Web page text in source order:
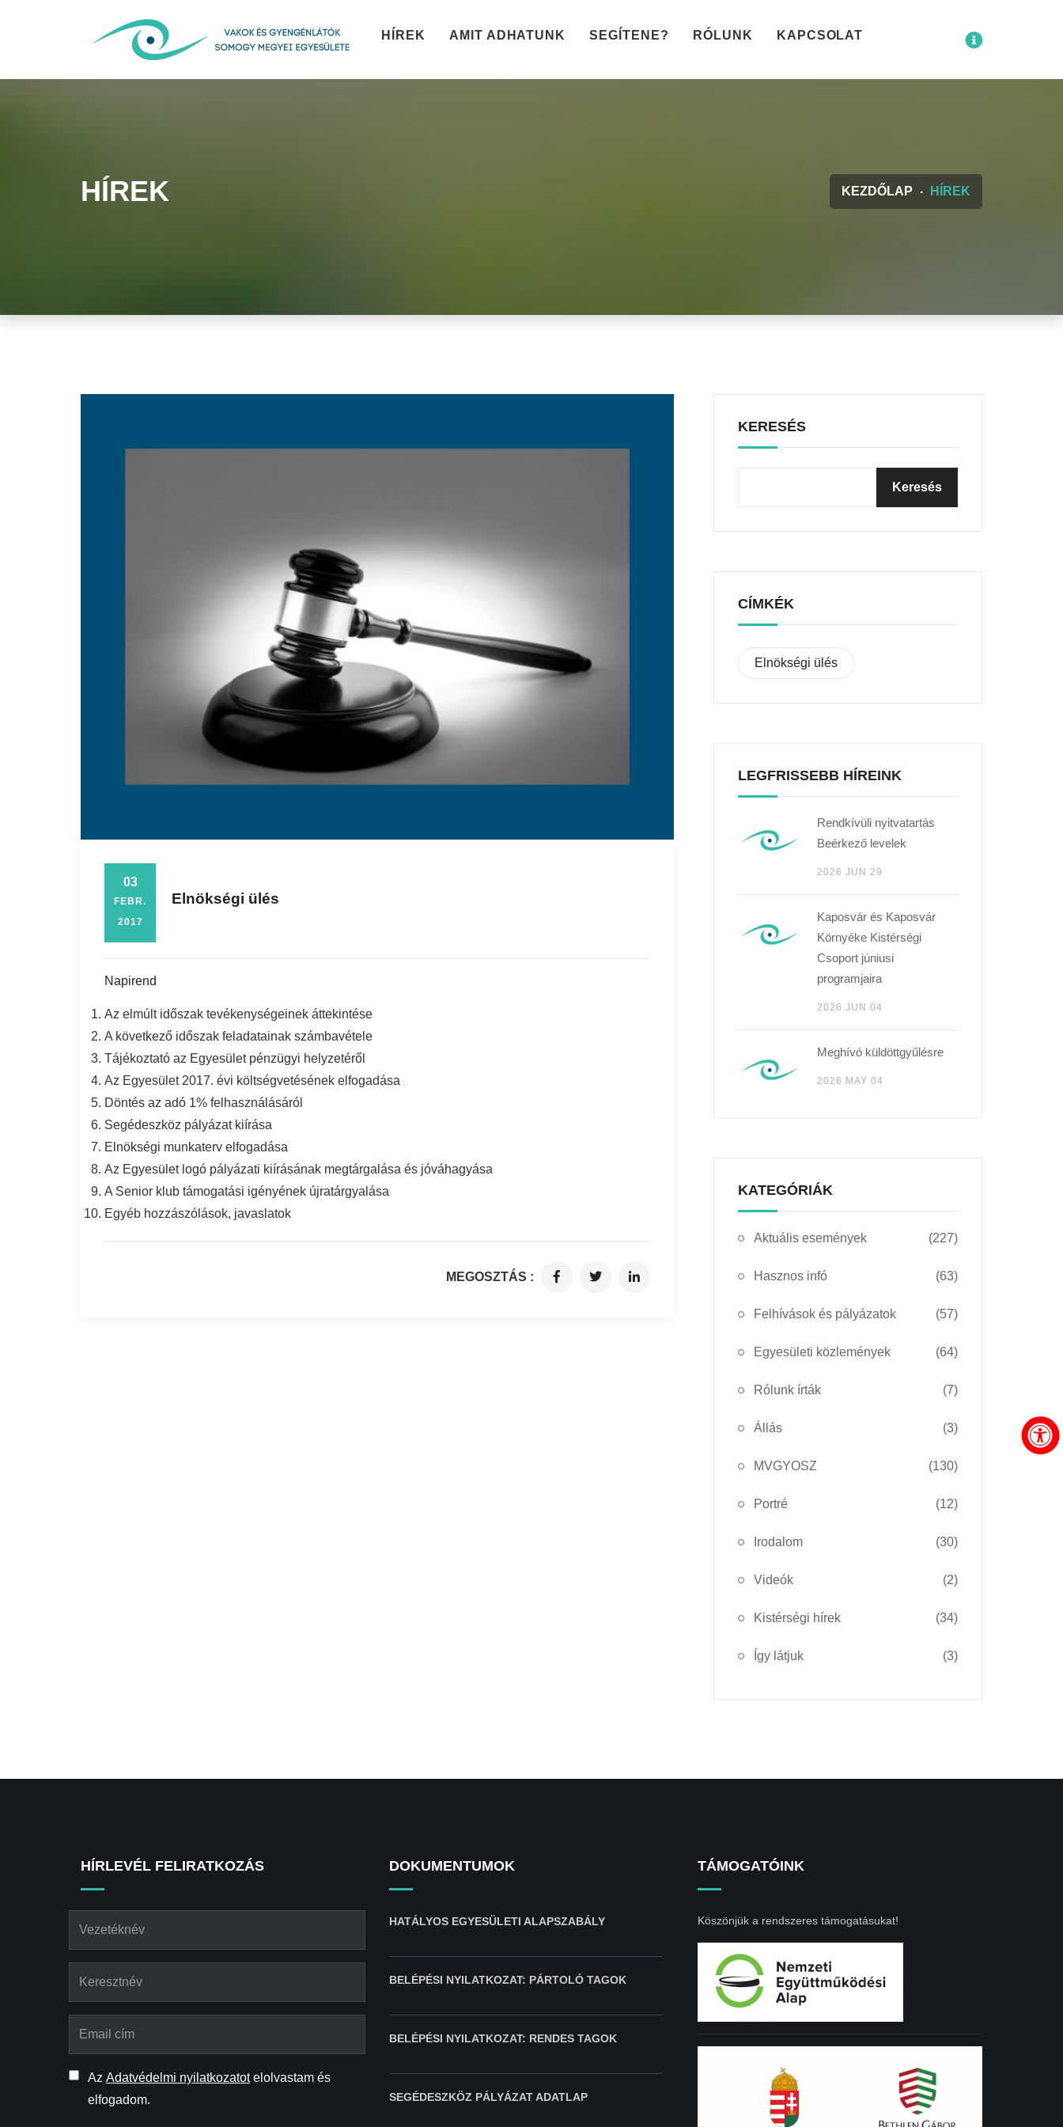
HÍREK AMIT ADHATUNK SEGÍTENE? RÓLUNK KAPCSOLAT
HÍREK KEZDŐLAP HÍREK
03
FEBR.
2017
Elnökségi ülés
Napirend
Az elmúlt időszak tevékenységeinek áttekintése
A következő időszak feladatainak számbavétele
Tájékoztató az Egyesület pénzügyi helyzetéről
Az Egyesület 2017. évi költségvetésének elfogadása
Döntés az adó 1% felhasználásáról
Segédeszköz pályázat kiírása
Elnökségi munkaterv elfogadása
Az Egyesület logó pályázati kiírásának megtárgalása és jóváhagyása
A Senior klub támogatási igényének újratárgyalása
Egyéb hozzászólások, javaslatok
MEGOSZTÁS :
KERESÉS
CÍMKÉK
Elnökségi ülés
LEGFRISSEBB HÍREINK
Rendkívüli nyitvatartás
Beérkező levelek
2026 JUN 29
Kaposvár és Kaposvár
Környéke Kistérségi
Csoport júniusi
programjaira
2026 JUN 04
Meghívó küldöttgyűlésre
2026 MAY 04
KATEGÓRIÁK
Aktuális események (227)
Hasznos infó (63)
Felhívások és pályázatok (57)
Egyesületi közlemények (64)
Rólunk írták (7)
Állás (3)
MVGYOSZ (130)
Portré (12)
Irodalom (30)
Videók (2)
Kistérségi hírek (34)
Így látjuk (3)
HÍRLEVÉL FELIRATKOZÁS
Az Adatvédelmi nyilatkozatotelolvastam és
elfogadom.
DOKUMENTUMOK
HATÁLYOS EGYESÜLETI ALAPSZABÁLY
BELÉPÉSI NYILATKOZAT: PÁRTOLÓ TAGOK
BELÉPÉSI NYILATKOZAT: RENDES TAGOK
SEGÉDESZKÖZ PÁLYÁZAT ADATLAP
TÁMOGATÓINK
Köszönjük a rendszeres támogatásukat!